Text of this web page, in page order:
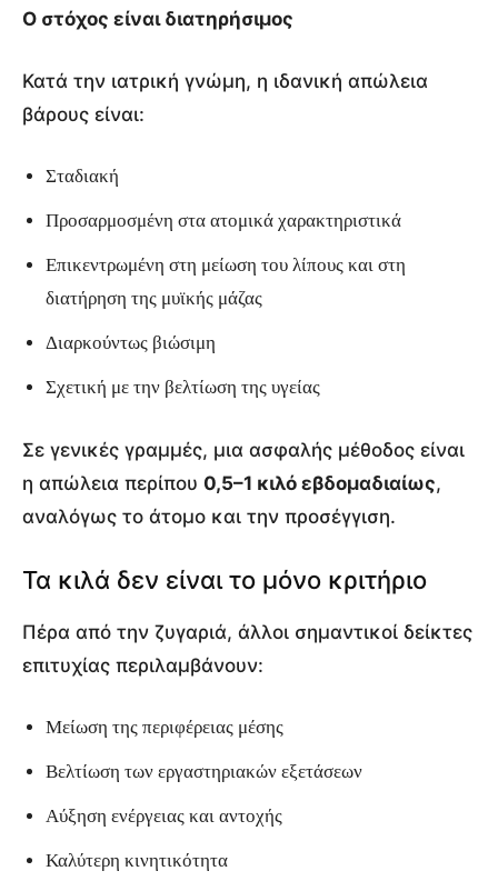
Ο στόχος είναι διατηρήσιμος
Κατά την ιατρική γνώμη, η ιδανική απώλεια
βάρους είναι:
Σταδιακή
Προσαρμοσμένη στα ατομικά χαρακτηριστικά
Επικεντρωμένη στη μείωση του λίπους και στη
διατήρηση της μυϊκής μάζας
Διαρκούντως βιώσιμη
Σχετική με την βελτίωση της υγείας
Σε γενικές γραμμές, μια ασφαλής μέθοδος είναι
η απώλεια περίπου 0,5–1 κιλό εβδομαδιαίως,
αναλόγως το άτομο και την προσέγγιση.
Τα κιλά δεν είναι το μόνο κριτήριο
Πέρα από την ζυγαριά, άλλοι σημαντικοί δείκτες
επιτυχίας περιλαμβάνουν:
Μείωση της περιφέρειας μέσης
Βελτίωση των εργαστηριακών εξετάσεων
Αύξηση ενέργειας και αντοχής
Καλύτερη κινητικότητα